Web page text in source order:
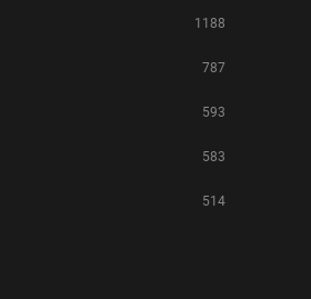
1188
787
593
583
514